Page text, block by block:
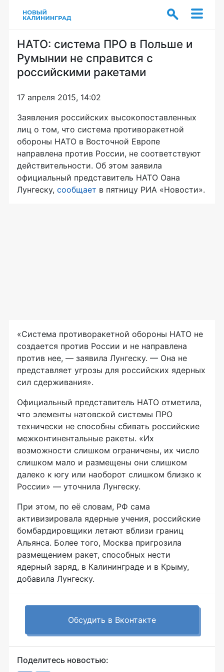
НАТО: система ПРО в Польше и
Румынии не справится с
российскими ракетами
17 апреля 2015, 14:02
Заявления российских высокопоставленных
лиц о том, что система противоракетной
обороны НАТО в Восточной Европе
направлена против России, не соответствуют
действительности. Об этом заявила
официальный представитель НАТО Оана
Лунгеску, сообщает в пятницу РИА «Новости».
«Система противоракетной обороны НАТО не
создается против России и не направлена
против нее, — заявила Лунгеску. — Она не
представляет угрозы для российских ядерных
сил сдерживания».
Официальный представитель НАТО отметила,
что элементы натовской системы ПРО
технически не способны сбивать российские
межконтинентальные ракеты. «Их
возможности слишком ограничены, их число
слишком мало и размещены они слишком
далеко к югу или наоборот слишком близко к
России» — уточнила Лунгеску.
При этом, по её словам, РФ сама
активизировала ядерные учения, российские
бомбардировщики летают вблизи границ
Альянса. Более того, Москва пригрозила
размещением ракет, способных нести
ядерный заряд, в Калининграде и в Крыму,
добавила Лунгеску.
Обсудить в Вконтакте
Поделитесь новостью: